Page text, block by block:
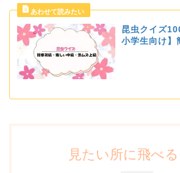
昆虫クイズ
小学生向け】
見たい所に飛べ